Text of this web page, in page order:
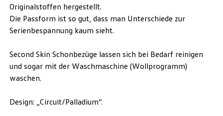
Originalstoffen hergestellt.
Die Passform ist so gut, dass man Unterschiede zur
Serienbespannung kaum sieht.
Second Skin Schonbezüge lassen sich bei Bedarf reinigen
und sogar mit der Waschmaschine (Wollprogramm)
waschen.
Design: „Circuit/Palladium“.